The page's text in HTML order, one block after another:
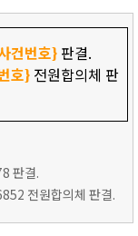
건번호}판결.
호}전원합의체 판
판결.
전원합의체 판결.